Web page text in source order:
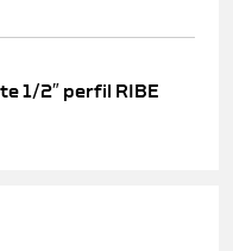
1/2″ perfil RIBE